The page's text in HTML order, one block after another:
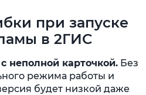
при запуске
в 2ГИС
неполной карточкой. Без
режима работы и
будет низкой даже